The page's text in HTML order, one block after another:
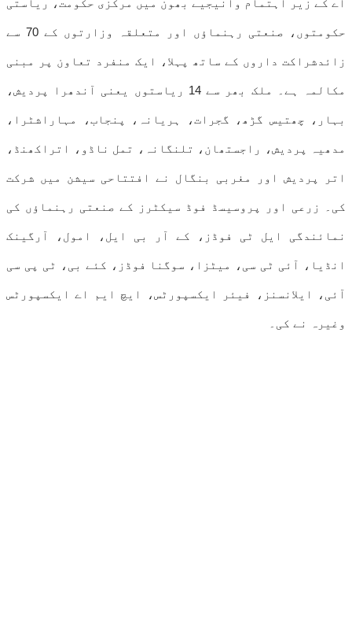
حکومتوں، صنعتی رہنماؤں اور متعلقہ وزارتوں کے 70 سے
زائدشراکت داروں کے ساتھ پہلا، ایک منفرد تعاون پر مبنی
مکالمہ ہے۔ ملک بھر سے 14 ریاستوں یعنی آندھرا پردیش،
بہار، چھتیس گڑھ، گجرات، ہریانہ، پنجاب، مہاراشٹرا،
مدھیہ پردیش، راجستھان، تلنگانہ، تمل ناڈو، اتراکھنڈ،
اتر پردیش اور مغربی بنگال نے افتتاحی سیشن میں شرکت
کی۔ زرعی اور پروسیسڈ فوڈ سیکٹرز کے صنعتی رہنماؤں کی
نمائندگی ایل ٹی فوڈز، کے آر بی ایل، امول، آرگینک
انڈیا، آئی ٹی سی، میٹزا، سوگنا فوڈز، کئے بی، ٹی پی سی
آئی، ایلانسنز، فیئر ایکسپورٹس، ایچ ایم اے ایکسپورٹس
وغیرہ نے کی۔